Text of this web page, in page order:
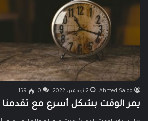
Ahmed Saido 2 نوفمبر، 2022 0
159
يمر الوقت بشكل أسرع مع تقدمنا